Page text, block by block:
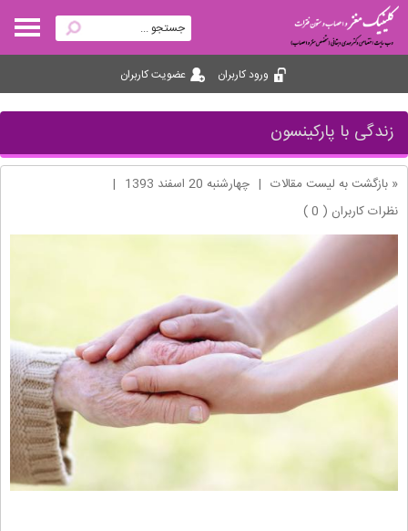
ورود کاربران عضویت کاربران
زندگی با پارکینسون
« بازگشت به لیست مقالات | چهارشنبه 20 اسفند 1393
|
نظرات کاربران ( 0 )